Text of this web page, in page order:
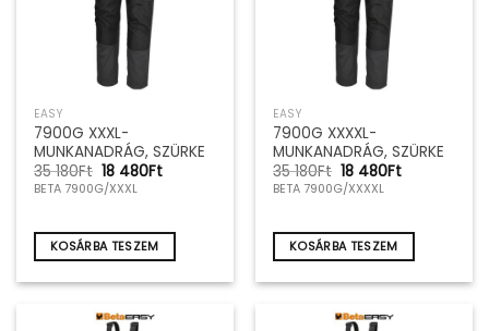
EASY
7900G XXXL-
MUNKANADRÁG, SZÜRKE
35 180Ft Original
price
was:
180Ft.
18 480FtCurrent
480Ft.
BETA 7900G/XXXL
KOSÁRBA TESZEM
EASY
7900G XXXXL-
MUNKANADRÁG, SZÜRKE
35 180Ft Original
price
was:
180Ft.
18 480FtCurrent
480Ft.
BETA 7900G/XXXXL
KOSÁRBA TESZEM